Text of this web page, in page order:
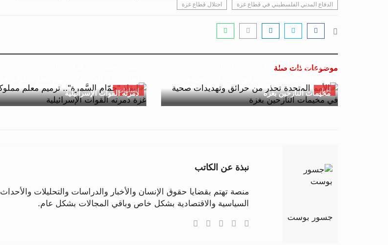
الدفاع المدني الفلسطيني في قطاع غزة
احتلال قطاع غزة
موضوعات ذات صلة
أخبار
جسور بوست 21 فبراير 2026 - 10:51
مخيمات النازحين بغزة
إنسانيات
دمرته القوات الإسرائيلية
جسور بوست
نبذة عن الكاتب
منصة تهتم بقضايا حقوق الإنسان والأخبار والدراسات والتحليلات والأحداث
السياسية والاقتصادية بشكل خاص وباقي المجالات بشكل عام.